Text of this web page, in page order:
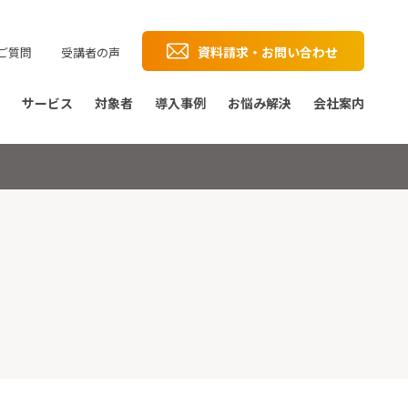
質問 受講者の声 資料請求・お問い合わせ
サービス 対象者 導入事例 お悩み解決 会社案内